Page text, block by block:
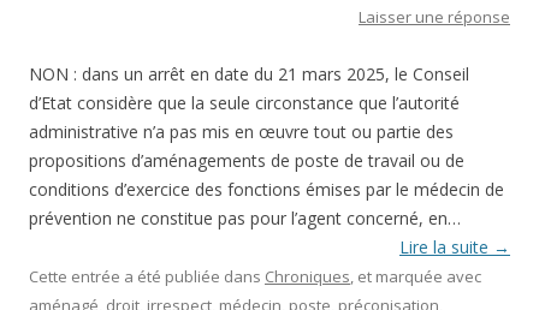
Laisser une réponse
NON : dans un arrêt en date du 21 mars 2025, le Conseil
d’Etat considère que la seule circonstance que l’autorité
administrative n’a pas mis en œuvre tout ou partie des
propositions d’aménagements de poste de travail ou de
conditions d’exercice des fonctions émises par le médecin de
prévention ne constitue pas pour l’agent concerné, en…
Lire la suite →
Cette entrée a été publiée dans Chroniques , et marquée avec
aménagé droit irrespect médecin poste préconisation